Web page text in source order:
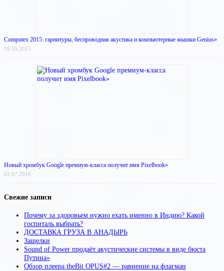
Computex 2015: гарнитуры, беспроводная акустика и компьютерные мышки Genius»
16.10.2015
Новый хромбук Google премиум-класса получит имя Pixelbook»
02.07.2016
Свежие записи
Почему за здоровьем нужно ехать именно в Индию? Какой
госпиталь выбрать?
ДОСТАВКА ГРУЗА В АНАДЫРЬ
Защелки
Sound of Power продаёт акустические системы в виде бюста
Путина»
Обзор плеера theBit OPUS#2 — равнение на флагман